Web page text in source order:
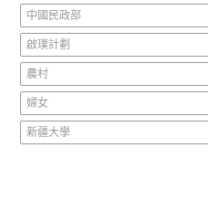
中國民政部
啟璞計劃
農村
婦女
新疆大學